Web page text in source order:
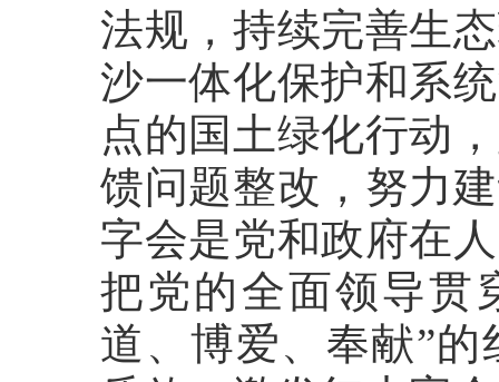
法规，持续完善生
沙一体化保护和系
点的国土绿化行动
馈问题整改，努力
字会是党和政府在
把党的全面领导贯
道、博爱、奉献”